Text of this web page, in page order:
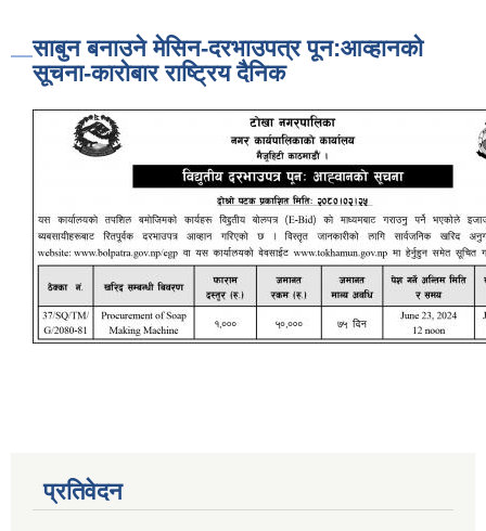
साबुन बनाउने मेसिन-दरभाउपत्र पून:आव्हानको
सूचना-कारोबार राष्ट्रिय दैनिक
प्रतिवेदन